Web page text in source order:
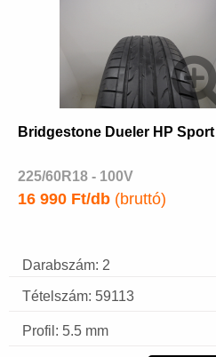
Bridgestone Dueler HP Sport
225/60R18 - 100V
16 990 Ft/db (bruttó)
Darabszám: 2
Tételszám: 59113
Profil: 5.5 mm